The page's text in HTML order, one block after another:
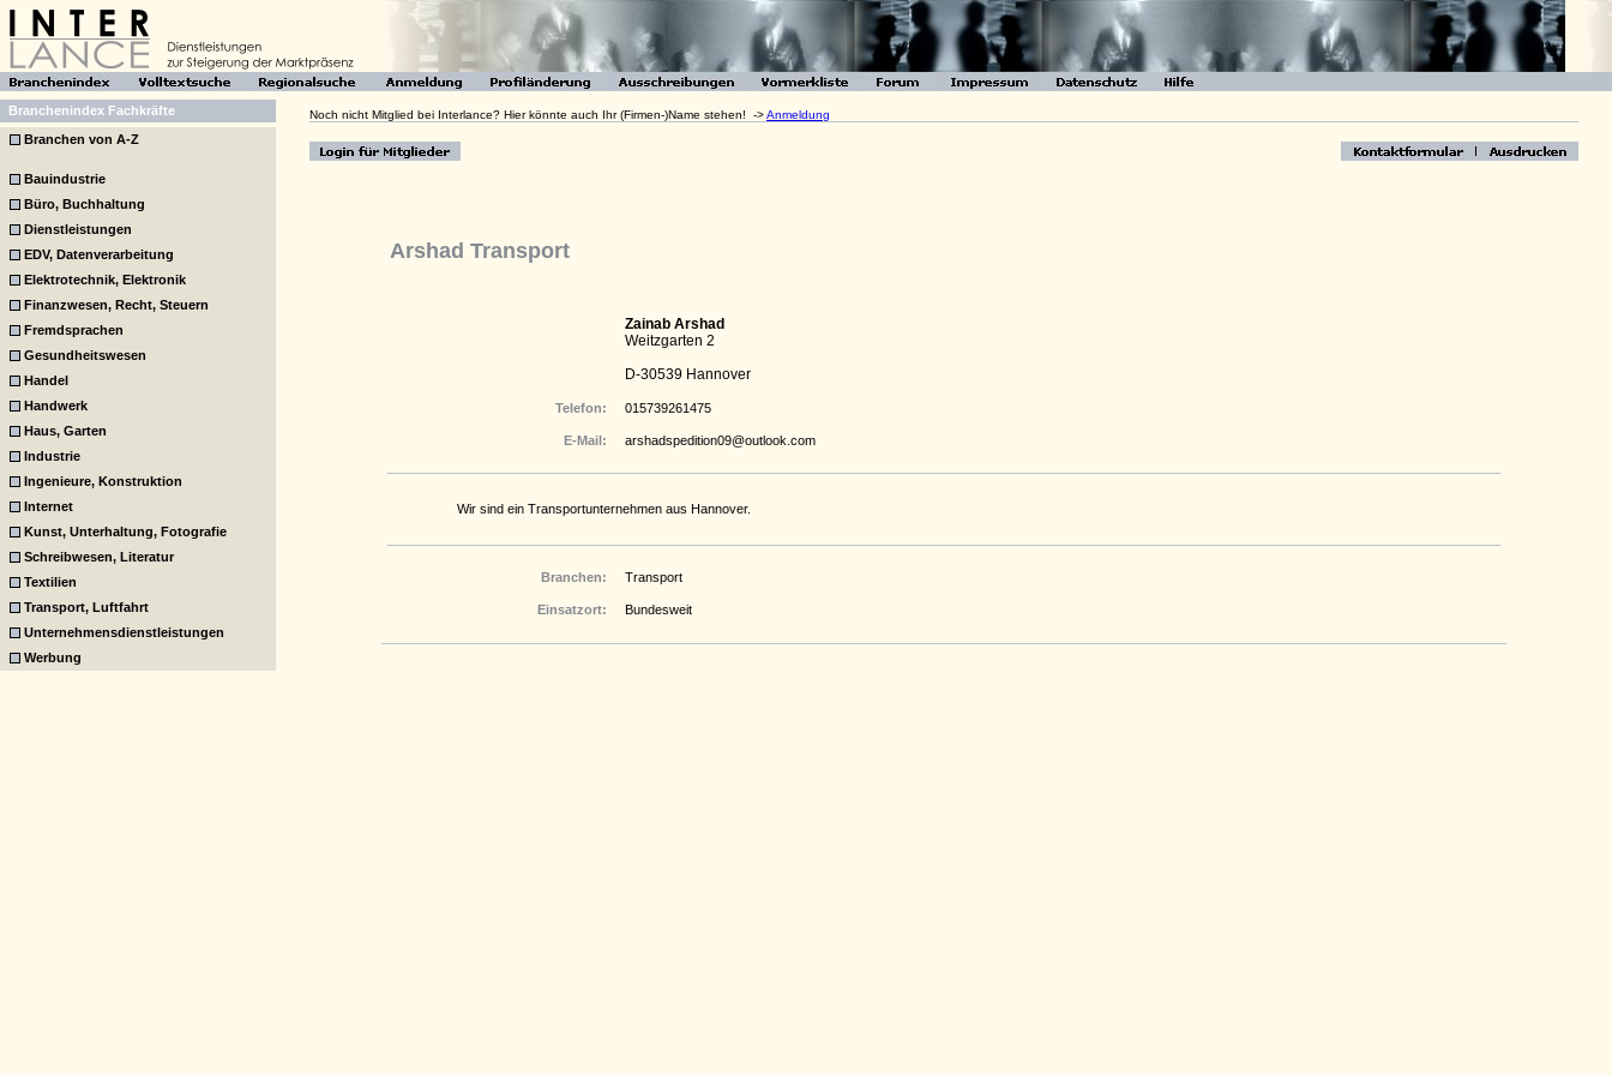
Branchenindex Fachkräfte Noch nicht Mitglied bei Interlance? Hier könnte auch Ihr (Firmen-)Name stehen! ->Anmeldung
Branchen von A-Z
Bauindustrie
Büro, Buchhaltung
Dienstleistungen
EDV, Datenverarbeitung
Elektrotechnik, Elektronik
Finanzwesen, Recht, Steuern
Fremdsprachen
Gesundheitswesen
Handel
Handwerk
Haus, Garten
Industrie
Ingenieure, Konstruktion
Internet
Kunst, Unterhaltung, Fotografie
Schreibwesen, Literatur
Textilien
Transport, Luftfahrt
Unternehmensdienstleistungen
Werbung
Arshad Transport
Zainab Arshad
Weitzgarten 2
D-30539 Hannover
Telefon: 015739261475
E-Mail: arshadspedition09@outlook.com
Wir sind ein Transportunternehmen aus Hannover.
Branchen: Transport
Einsatzort: Bundesweit